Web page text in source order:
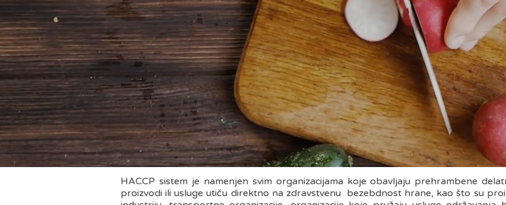
HACCP sistem je namenjen svim organizacijama koje obavljaju prehrambene
proizvodi ili usluge utiču direktno na zdravstvenu bezebdnost hrane, kao što su